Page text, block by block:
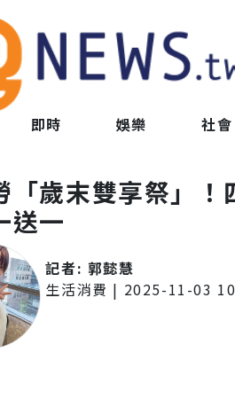
即時 娛樂 社會
「歲末雙享祭」
送一
記者: 郭懿慧
生活消費 | 2025-11-03